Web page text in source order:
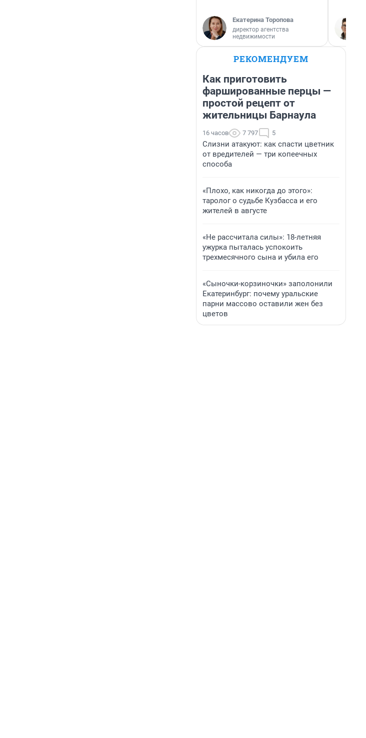
Екатерина Торопова
директор агентства
недвижимости
РЕКОМЕНДУЕМ
Как приготовить
фаршированные перцы —
простой рецепт от
жительницы Барнаула
16 часов 7 797 5
Слизни атакуют: как спасти цветник
от вредителей — три копеечных
способа
«Плохо, как никогда до этого»:
таролог о судьбе Кузбасса и его
жителей в августе
«Не рассчитала силы»: 18-летняя
ужурка пыталась успокоить
трехмесячного сына и убила его
«Сыночки-корзиночки» заполонили
Екатеринбург: почему уральские
парни массово оставили жен без
цветов